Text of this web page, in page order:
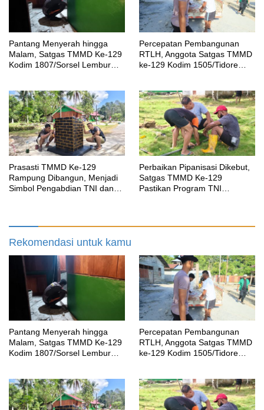
Pantang Menyerah hingga
Malam, Satgas TMMD Ke-129
Kodim 1807/Sorsel Lembur
Percepatan Pembangunan
RTLH, Anggota Satgas TMMD
ke-129 Kodim 1505/Tidore
Prasasti TMMD Ke-129
Rampung Dibangun, Menjadi
Simbol Pengabdian TNI dan
Perbaikan Pipanisasi Dikebut,
Satgas TMMD Ke-129
Pastikan Program TNI
Rekomendasi untuk kamu
Pantang Menyerah hingga
Malam, Satgas TMMD Ke-129
Kodim 1807/Sorsel Lembur
Percepatan Pembangunan
RTLH, Anggota Satgas TMMD
ke-129 Kodim 1505/Tidore